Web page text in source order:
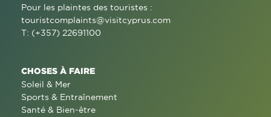
Pour les plaintes des touristes :
touristcomplaints@visitcyprus.com
T: (+357) 22691100
CHOSES À FAIRE
Soleil & Mer
Sports & Entraînement
Santé & Bien-être